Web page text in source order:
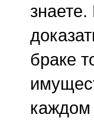
браке
каждом